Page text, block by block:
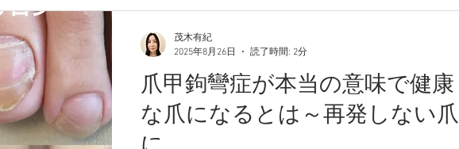
爪甲鉤彎症が本当の意味で健康
な爪になるとは～再発しない爪
茂木有紀
2025年8月26日
読了時間: 2分